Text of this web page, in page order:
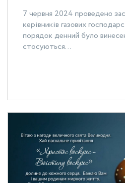
7 червня 2024 проведено
керівників газових
порядок денний було
стосуються...